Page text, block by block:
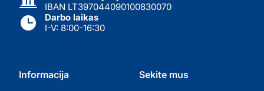
IBAN LT397044090100830070
Darbo laikas
I-V: 8:00-16:30
Informacija Sekite mus